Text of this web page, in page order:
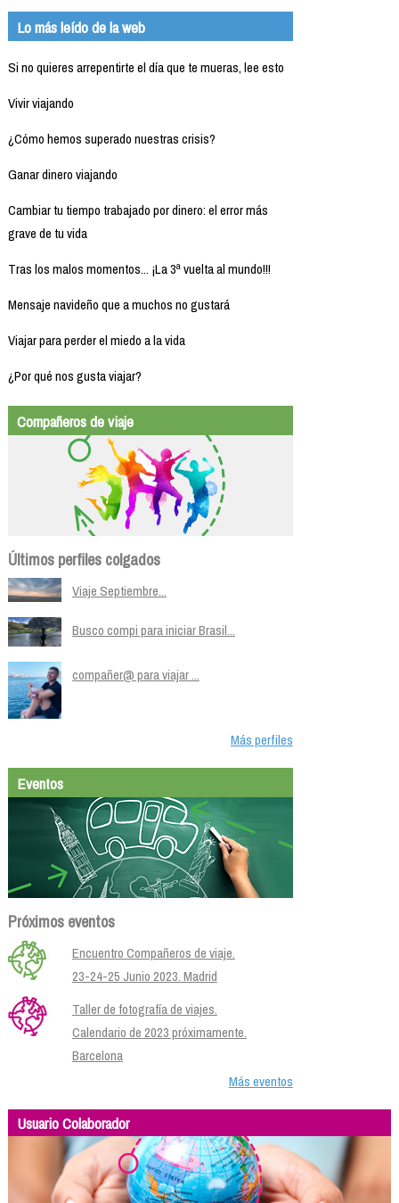
Lo más leído de la web
Si no quieres arrepentirte el día que te mueras, lee esto
Vivir viajando
¿Cómo hemos superado nuestras crisis?
Ganar dinero viajando
Cambiar tu tiempo trabajado por dinero: el error más
grave de tu vida
Tras los malos momentos... ¡La 3ª vuelta al mundo!!!
Mensaje navideño que a muchos no gustará
Viajar para perder el miedo a la vida
¿Por qué nos gusta viajar?
Compañeros de viaje
Últimos perfiles colgados
Viaje Septiembre...
Busco compi para iniciar Brasil...
compañer@ para viajar ...
Más perfiles
Eventos
Próximos eventos
Encuentro Compañeros de viaje.
23-24-25 Junio 2023. Madrid
Taller de fotografía de viajes.
Calendario de 2023 próximamente.
Barcelona
Más eventos
Usuario Colaborador